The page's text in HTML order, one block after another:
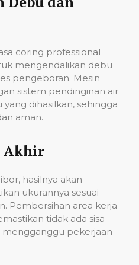
coring professional
mengendalikan debu
pengeboran. Mesin
sistem pendinginan air
dihasilkan, sehingga
aman.
Akhir
hasilnya akan
ukurannya sesuai
Pembersihan area kerja
tidak ada sisa-
mengganggu pekerjaan